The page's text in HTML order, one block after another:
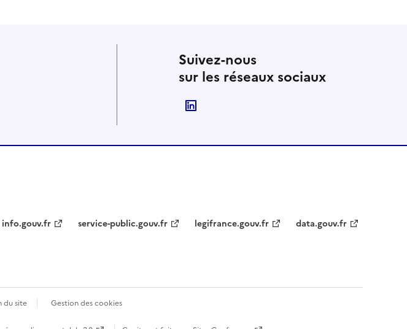
Suivez-nous
sur les réseaux sociaux
info.gouv.fr service-public.gouv.fr legifrance.gouv.fr data.gouv.fr
du site Gestion des cookies